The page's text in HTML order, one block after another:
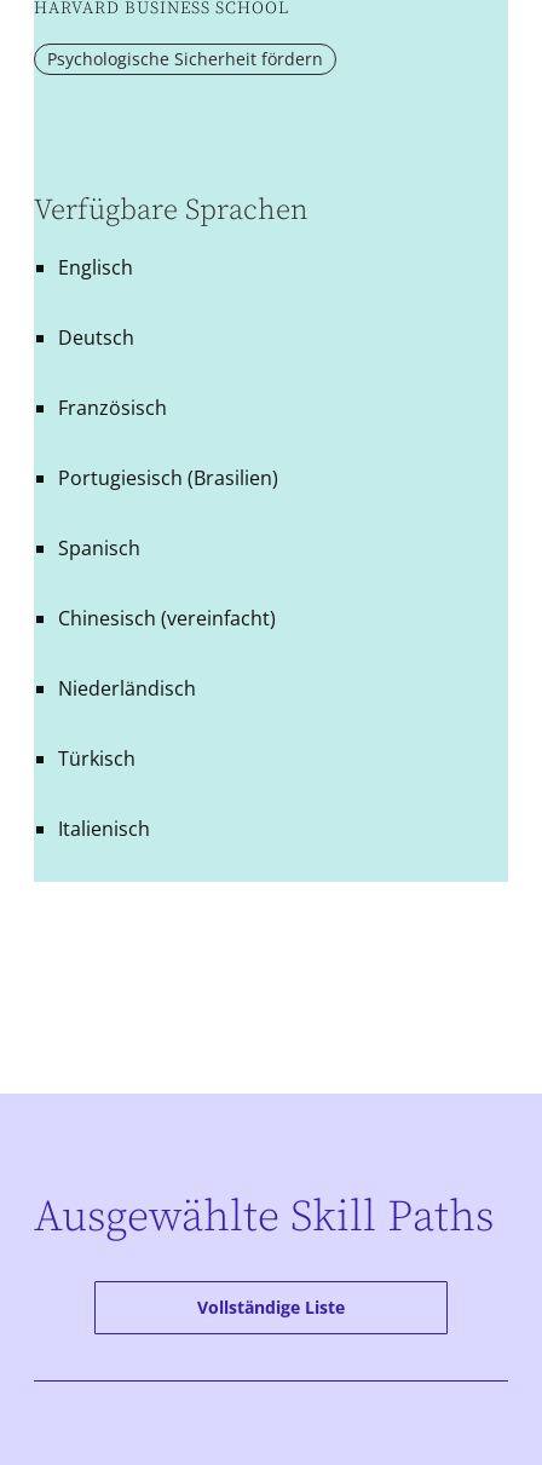
HARVARD BUSINESS SCHOOL
Psychologische Sicherheit fördern
Verfügbare Sprachen
Englisch
Deutsch
Französisch
Portugiesisch (Brasilien)
Spanisch
Chinesisch (vereinfacht)
Niederländisch
Türkisch
Italienisch
Ausgewählte Skill Paths
Vollständige Liste